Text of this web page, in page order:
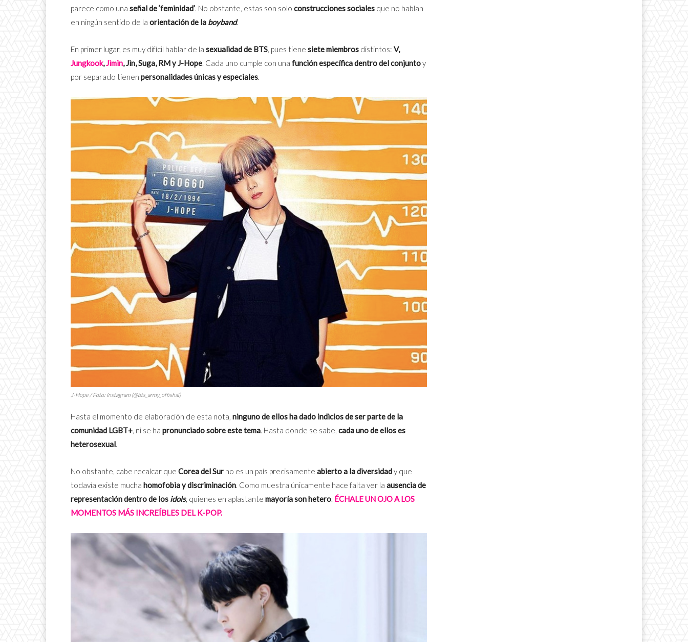
parece como una señal de ‘feminidad’. No obstante, estas son solo construcciones sociales que no hablan
en ningún sentido de la orientación de la boyband.
En primer lugar, es muy difícil hablar de la sexualidad de BTS, pues tiene siete miembros distintos: V,
Jungkook,Jimin, Jin, Suga, RM y J-Hope. Cada uno cumple con una función específica dentro del conjuntoy
por separado tienen personalidades únicas y especiales.
J-Hope / Foto: Instagram (@bts_army_offishal)
Hasta el momento de elaboración de esta nota, ninguno de ellos ha dado indicios de ser parte de la
comunidad LGBT+, ni se ha pronunciado sobre este tema. Hasta donde se sabe, cada uno de ellos es
heterosexual.
No obstante, cabe recalcar que Corea del Sur no es un país precisamente abierto a la diversidady que
todavía existe mucha homofobia y discriminación. Como muestra únicamente hace falta ver la ausencia de
representación dentro de los idols, quienes en aplastante mayoría son hetero. ÉCHALE UN OJO A LOS
MOMENTOS MÁS INCREÍBLES DEL K-POP.